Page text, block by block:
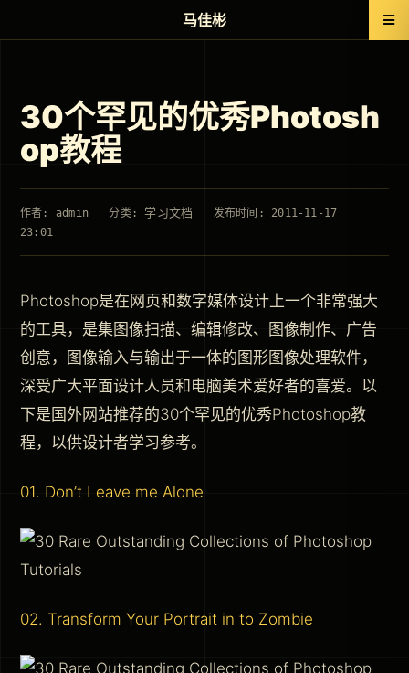
30个罕见的优秀Photosh
op教程
作者: admin 分类:学习文档
发布时间: 2011-11-17
23:01
Photoshop是在网页和数字媒体设计上一个非常强大
的工具，是集图像扫描、编辑修改、图像制作、广告
创意，图像输入与输出于一体的图形图像处理软件，
深受广大平面设计人员和电脑美术爱好者的喜爱。以
下是国外网站推荐的30个罕见的优秀Photoshop教
程，以供设计者学习参考。
01. Don’t Leave me Alone
02. Transform Your Portrait in to Zombie
马佳彬